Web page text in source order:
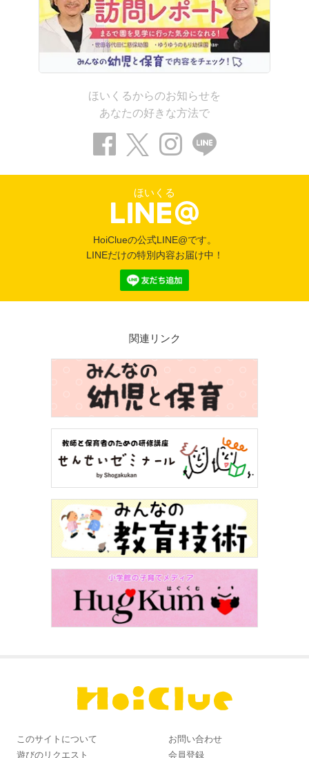
ほいくるからのお知らせを
あなたの好きな方法で
ほいくる
HoiClueの公式LINE@です。
LINEだけの特別内容お届け中！
関連リンク
このサイトについて
お問い合わせ
遊びのリクエスト
会員登録